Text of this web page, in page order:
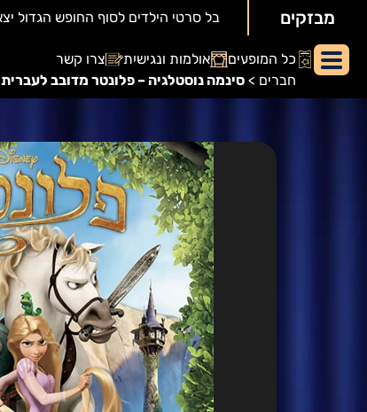
מבזקים
כל המופעים אולמות ונגישות צרו קשר
חברים > סינמה נוסטלגיה – פלונטר מדובב לעברית
תיאור
המופע: